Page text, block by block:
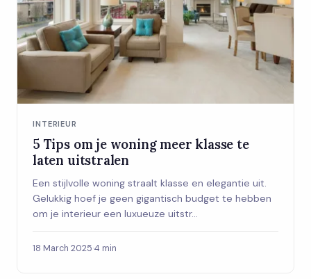
INTERIEUR
5 Tips om je woning meer klasse te
laten uitstralen
Een stijlvolle woning straalt klasse en elegantie uit.
Gelukkig hoef je geen gigantisch budget te hebben
om je interieur een luxueuze uitstr...
18 March 2025·4 min